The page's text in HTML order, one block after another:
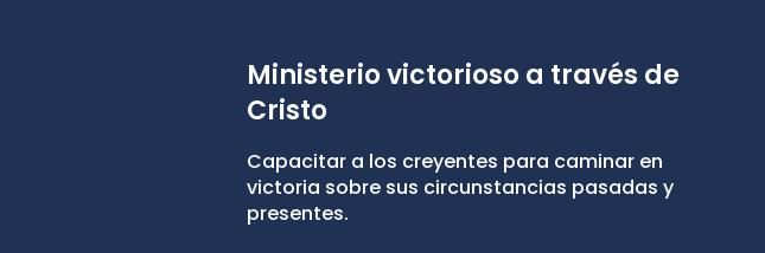
Ministerio victorioso a través de
Cristo
Capacitar a los creyentes para caminar en
victoria sobre sus circunstancias pasadas y
presentes.